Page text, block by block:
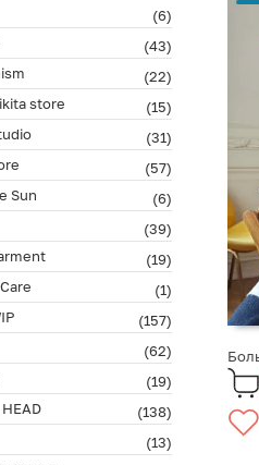
(6)
(43)
(22)
store
(15)
(31)
(57)
Sun
(6)
(39)
(19)
(1)
(157)
(62)
(19)
(138)
(13)